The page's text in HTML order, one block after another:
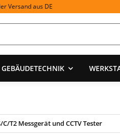
Versand aus DE
GEBÄUDETECHNIK
T2 Messgerät und CCTV Tester